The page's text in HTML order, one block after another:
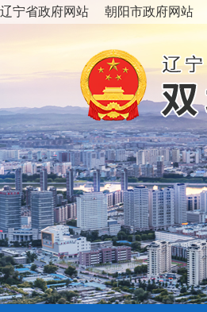
辽宁省政府网站 朝阳市政府网站